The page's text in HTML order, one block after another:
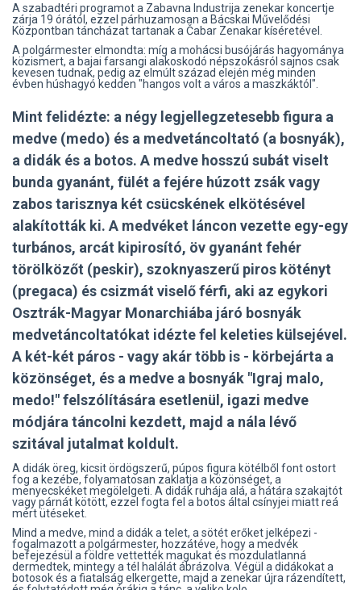
A szabadtéri programot a Zabavna Industrija zenekar koncertje
zárja 19 órától, ezzel párhuzamosan a Bácskai Művelődési
Központban táncházat tartanak a Čabar Zenakar kíséretével.
A polgármester elmondta: míg a mohácsi busójárás hagyománya
közismert, a bajai farsangi alakoskodó népszokásról sajnos csak
kevesen tudnak, pedig az elmúlt század elején még minden
évben húshagyó kedden "hangos volt a város a maszkáktól".
Mint felidézte: a négy legjellegzetesebb figura a
medve (medo) és a medvetáncoltató (a bosnyák),
a didák és a botos. A medve hosszú subát viselt
bunda gyanánt, fülét a fejére húzott zsák vagy
zabos tarisznya két csücskének elkötésével
alakították ki. A medvéket láncon vezette egy-egy
turbános, arcát kipirosító, öv gyanánt fehér
törölközőt (peskir), szoknyaszerű piros kötényt
(pregaca) és csizmát viselő férfi, aki az egykori
Osztrák-Magyar Monarchiába járó bosnyák
medvetáncoltatókat idézte fel keleties külsejével.
A két-két páros - vagy akár több is - körbejárta a
közönséget, és a medve a bosnyák "Igraj malo,
medo!" felszólítására esetlenül, igazi medve
módjára táncolni kezdett, majd a nála lévő
szitával jutalmat koldult.
A didák öreg, kicsit ördögszerű, púpos figura kötélből font ostort
fog a kezébe, folyamatosan zaklatja a közönséget, a
menyecskéket megölelgeti. A didák ruhája alá, a hátára szakajtót
vagy párnát kötött, ezzel fogta fel a botos által csínyjei miatt reá
mért ütéseket.
Mind a medve, mind a didák a telet, a sötét erőket jelképezi -
fogalmazott a polgármester, hozzátéve, hogy a medvék
befejezésül a földre vettették magukat és mozdulatlanná
dermedtek, mintegy a tél halálát ábrázolva. Végül a didákokat a
botosok és a fiatalság elkergette, majd a zenekar újra rázendített,